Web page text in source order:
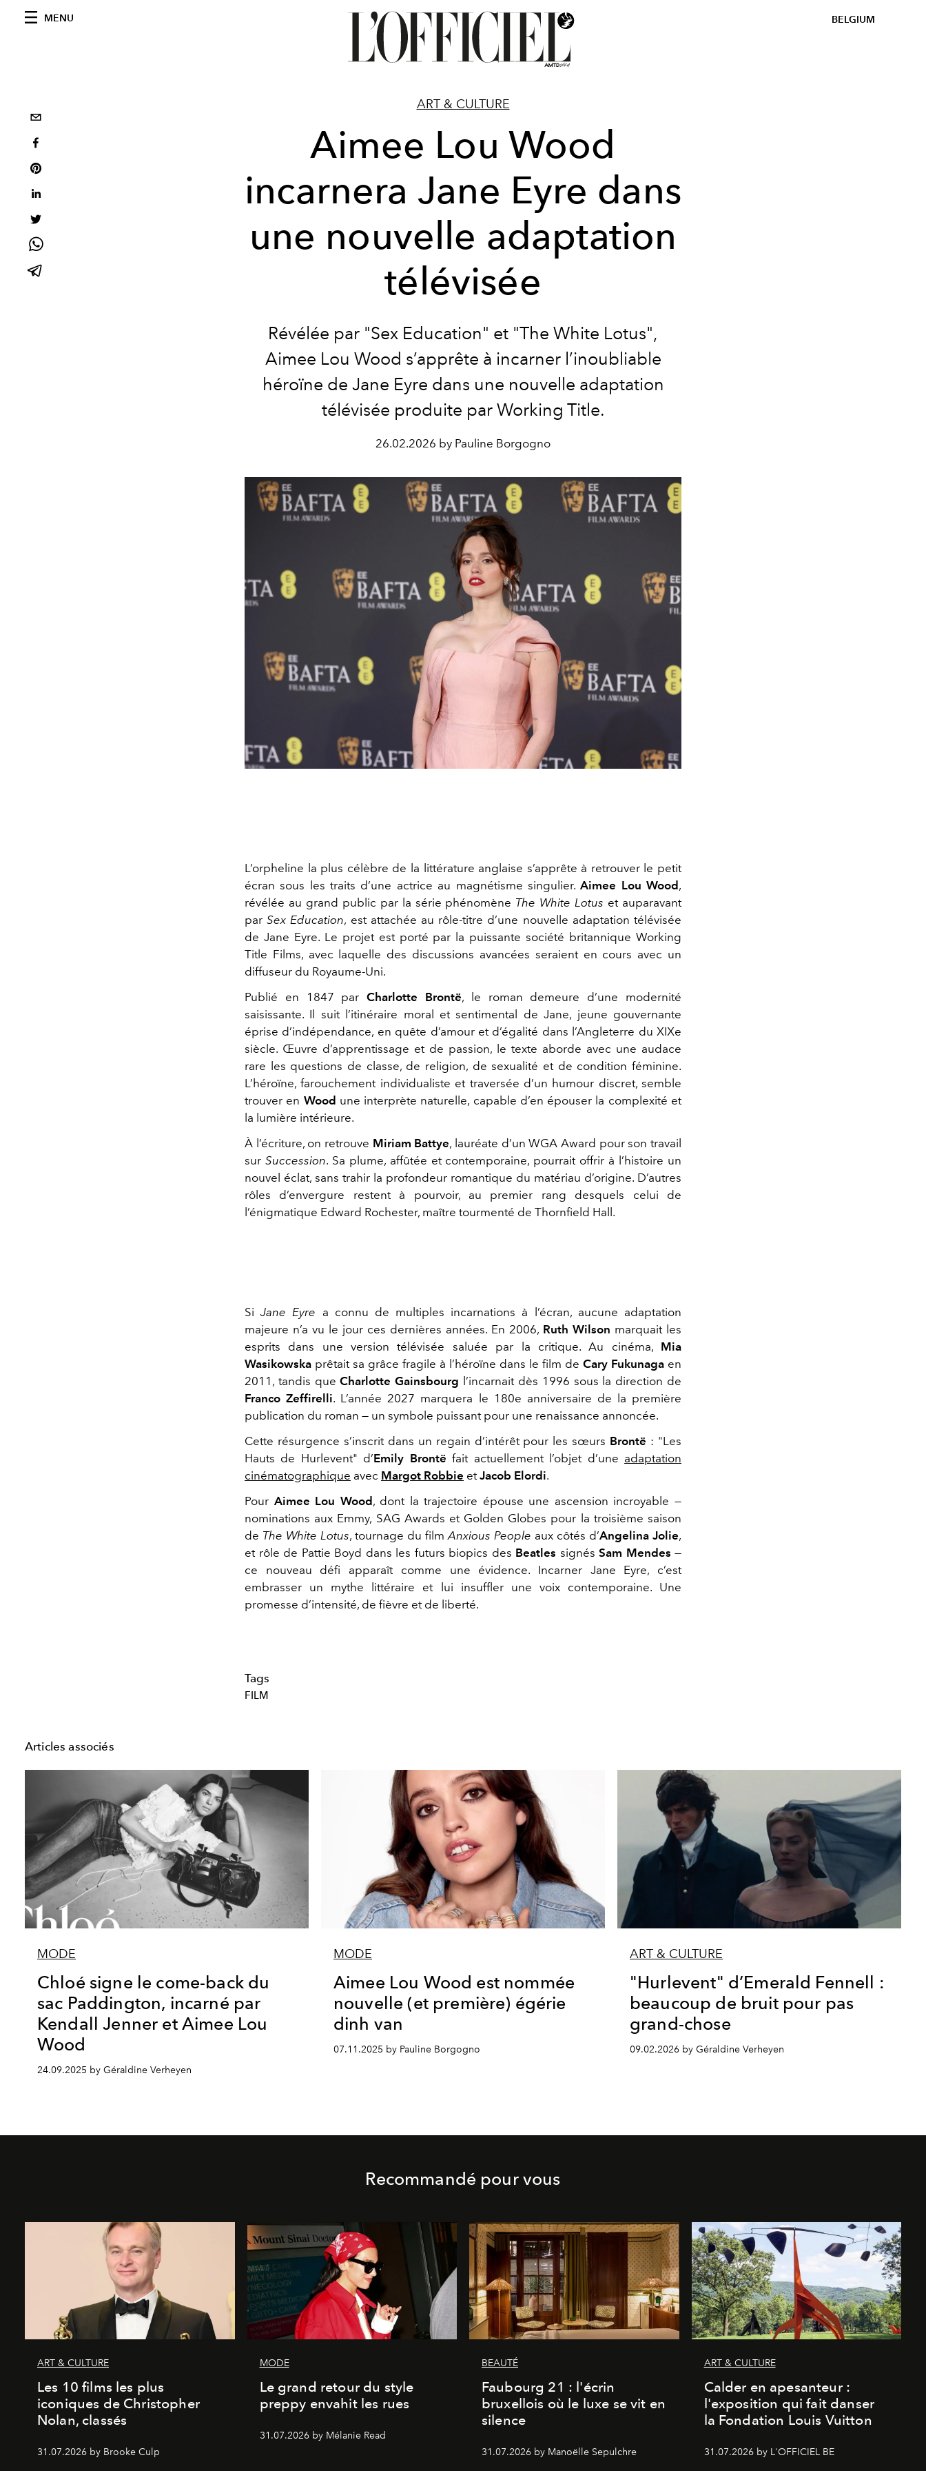
MENU BELGIUM
ART & CULTURE
Aimee Lou Wood
incarnera Jane Eyre dans
une nouvelle adaptation
télévisée
Révélée par "Sex Education" et "The White Lotus",
Aimee Lou Wood s’apprête à incarner l’inoubliable
héroïne de Jane Eyre dans une nouvelle adaptation
télévisée produite par Working Title.
26.02.2026 by Pauline Borgogno
L’orpheline la plus célèbre de la littérature anglaise s’apprête à retrouver le petit
écran sous les traits d’une actrice au magnétisme singulier.Aimee Lou Wood,
révélée au grand public par la série phénomène The White Lotus et auparavant
parSex Education, est attachée au rôle-titre d’une nouvelle adaptation télévisée
de Jane Eyre. Le projet est porté par la puissante société britanniqueWorking
Title Films, avec laquelle des discussions avancées seraient en cours avec un
diffuseur du Royaume-Uni.
Publié en 1847 parCharlotte Brontë, le roman demeure d’une modernité
saisissante. Il suit l’itinéraire moral et sentimental de Jane, jeune gouvernante
éprise d’indépendance, en quête d’amour et d’égalité dans l’Angleterre du XIXe
siècle. Œuvre d’apprentissage et de passion, le texte aborde avec une audace
rare les questions de classe, de religion, de sexualité et de condition féminine.
L’héroïne, farouchement individualiste et traversée d’un humour discret, semble
trouver en Wood une interprète naturelle, capable d’en épouser la complexité et
la lumière intérieure.
À l’écriture, on retrouve Miriam Battye, lauréate d’un WGA Award pour son travail
sur Succession. Sa plume, affûtée et contemporaine, pourrait offrir à l’histoire un
nouvel éclat, sans trahir la profondeur romantique du matériau d’origine. D’autres
rôles d’envergure restent à pourvoir, au premier rang desquels celui de
l’énigmatique Edward Rochester, maître tourmenté de Thornfield Hall.
SiJane Eyre a connu de multiples incarnations à l’écran, aucune adaptation
majeure n’a vu le jour ces dernières années. En 2006, Ruth Wilson marquait les
esprits dans une version télévisée saluée par la critique. Au cinéma, Mia
Wasikowska prêtait sa grâce fragile à l’héroïne dans le film de Cary Fukunaga en
2011, tandis queCharlotte Gainsbourg l’incarnait dès 1996 sous la direction de
Franco Zeffirelli. L’année 2027 marquera le 180e anniversaire de la première
publication du roman — un symbole puissant pour une renaissance annoncée.
Cette résurgence s’inscrit dans un regain d’intérêt pour les sœurs Brontë : "Les
Hauts de Hurlevent" d’Emily Brontë fait actuellement l’objet d’une adaptation
cinématographique avec Margot Robbie etJacob Elordi.
Pour Aimee Lou Wood, dont la trajectoire épouse une ascension incroyable —
nominations aux Emmy, SAG Awards et Golden Globes pour la troisième saison
de The White Lotus, tournage du film Anxious People aux côtés d’Angelina Jolie,
et rôle de Pattie Boyd dans les futurs biopics des Beatles signés Sam Mendes —
ce nouveau défi apparaît comme une évidence. Incarner Jane Eyre, c’est
embrasser un mythe littéraire et lui insuffler une voix contemporaine. Une
promesse d’intensité, de fièvre et de liberté.
Tags
FILM
Articles associés
MODE
Chloé signe le come-back du
sac Paddington, incarné par
Kendall Jenner et Aimee Lou
Wood
24.09.2025 by Géraldine Verheyen
MODE
Aimee Lou Wood est nommée
nouvelle (et première) égérie
dinh van
07.11.2025 by Pauline Borgogno
ART & CULTURE
"Hurlevent" d’Emerald Fennell :
beaucoup de bruit pour pas
grand-chose
09.02.2026 by Géraldine Verheyen
Recommandé pour vous
ART & CULTURE
Les 10 films les plus
iconiques de Christopher
Nolan, classés
31.07.2026 by Brooke Culp
MODE
Le grand retour du style
preppy envahit les rues
31.07.2026 by Mélanie Read
BEAUTÉ
Faubourg 21 : l'écrin
bruxellois où le luxe se vit en
silence
31.07.2026 by Manoëlle Sepulchre
ART & CULTURE
Calder en apesanteur :
l'exposition qui fait danser
la Fondation Louis Vuitton
31.07.2026 by L'OFFICIEL BE